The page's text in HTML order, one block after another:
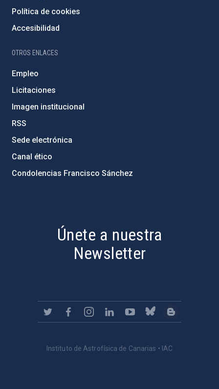
Política de cookies
Accesibilidad
OTROS ENLACES
Empleo
Licitaciones
Imagen institucional
RSS
Sede electrónica
Canal ético
Condolencias Francisco Sánchez
Únete a nuestra
Newsletter
Instituto de Astrofísica de Canarias • IAC